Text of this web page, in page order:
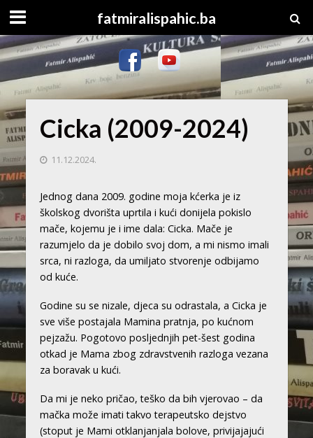
fatmiralispahic.ba
Cicka (2009-2024)
11.12.2024.
Jednog dana 2009. godine moja kćerka je iz
školskog dvorišta uprtila i kući donijela pokislo
mače, kojemu je i ime dala: Cicka. Mače je
razumjelo da je dobilo svoj dom, a mi nismo imali
srca, ni razloga, da umiljato stvorenje odbijamo
od kuće.
Godine su se nizale, djeca su odrastala, a Cicka je
sve više postajala Mamina pratnja, po kućnom
pejzažu. Pogotovo posljednjih pet-šest godina
otkad je Mama zbog zdravstvenih razloga vezana
za boravak u kući.
Da mi je neko pričao, teško da bih vjerovao – da
mačka može imati takvo terapeutsko dejstvo
(stoput je Mami otklanjanjala bolove, privijajajući